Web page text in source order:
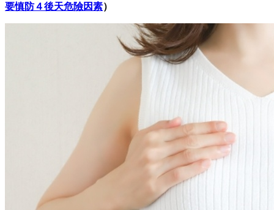
要慎防４後天危險因素）